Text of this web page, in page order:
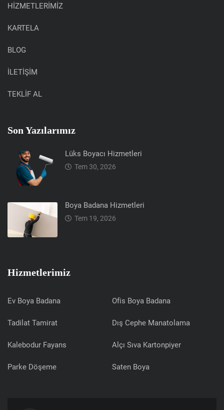
HİZMETLERİMİZ
KARTELA
BLOG
İLETİŞİM
TEKLİF AL
Son Yazılarımız
Lüks Boyacı Hizmetleri
Tem 30, 2026
Boya Badana Hizmetleri
Tem 19, 2026
Hizmetlerimiz
Ev Boya Badana Ofis Boya Badana
Tadilat Tamirat Dış Cephe Manatolama
Kalebodur Fayans Alçı Sıva Kartonpiyer
Parke Döşeme Saten Boya